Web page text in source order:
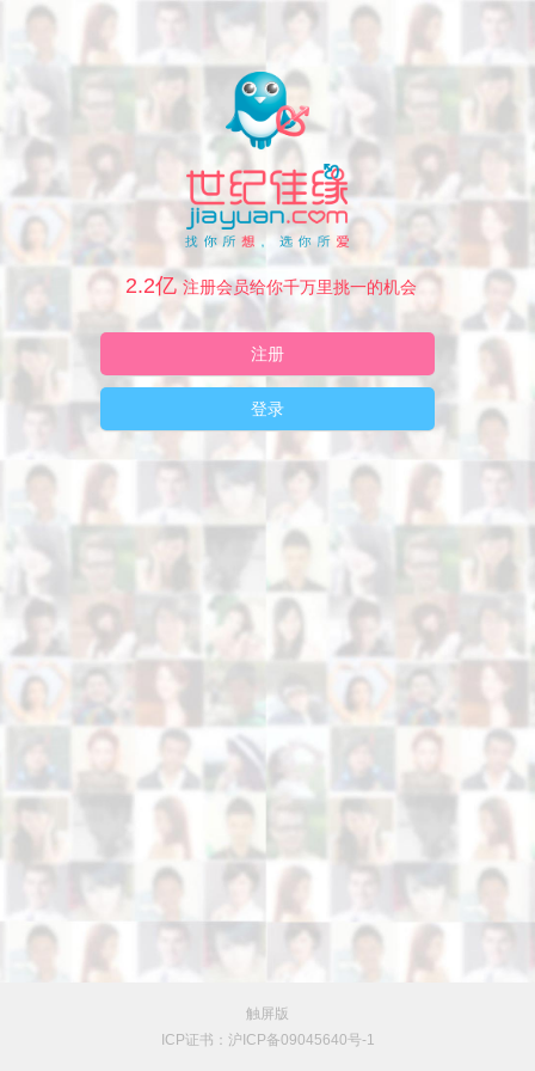
2.2亿 注册会员给你千万里挑一的机会
注册
登录
触屏版
ICP证书：沪ICP备09045640号-1